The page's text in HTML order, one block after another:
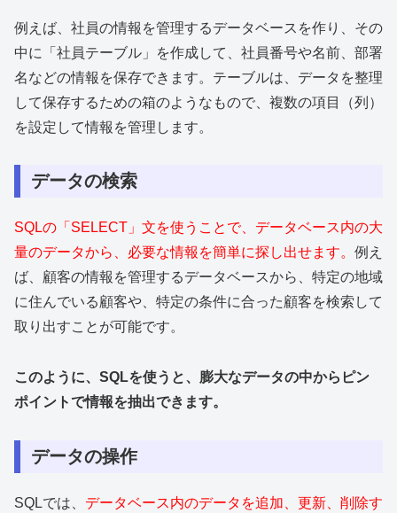
例えば、社員の情報を管理するデータベースを作り、その
中に「社員テーブル」を作成して、社員番号や名前、部署
名などの情報を保存できます。テーブルは、データを整理
して保存するための箱のようなもので、複数の項目（列）
を設定して情報を管理します。
データの検索
SQLの「SELECT」文を使うことで、データベース内の大
量のデータから、必要な情報を簡単に探し出せます。 例え
ば、顧客の情報を管理するデータベースから、特定の地域
に住んでいる顧客や、特定の条件に合った顧客を検索して
取り出すことが可能です。
このように、SQLを使うと、膨大なデータの中からピン
ポイントで情報を抽出できます。
データの操作
SQLでは、 データベース内のデータを追加、更新、削除す